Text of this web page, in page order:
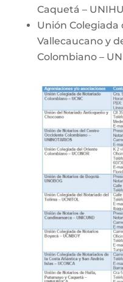
Caquetá –
Unión
Vallecaucano y
Colombiano –